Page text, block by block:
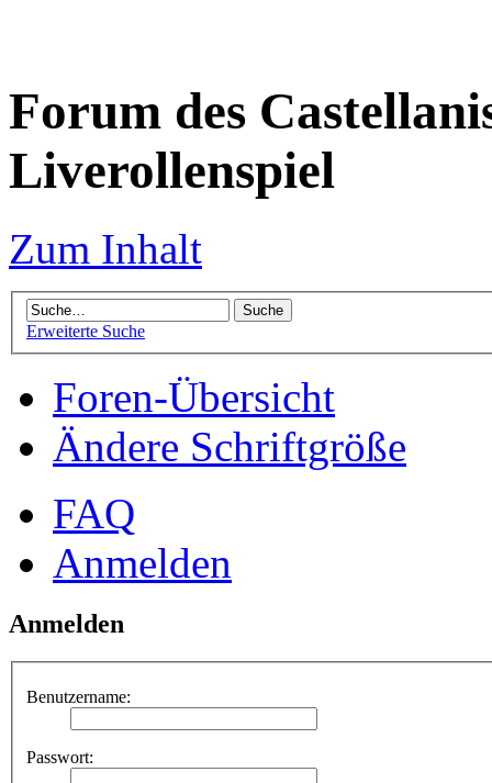
Forum des
Liverollenspiel
Zum Inhalt
Erweiterte Suche
Foren-Übersicht
Ändere Schriftgröße
FAQ
Anmelden
Anmelden
Benutzername:
Passwort: